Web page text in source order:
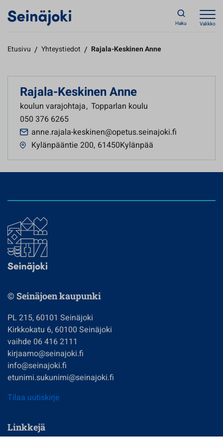
Haku Valikko
Etusivu / Yhteystiedot / Rajala-Keskinen Anne
Rajala-Keskinen Anne
koulun varajohtaja, Topparlan koulu
050 376 6265
anne.rajala-keskinen@opetus.seinajoki.fi
Kylänpääntie 200, 61450Kylänpää
© Seinäjoen kaupunki
PL 215, 60101 Seinäjoki
Kirkkokatu 6, 60100 Seinäjoki
vaihde 06 416 2111
kirjaamo@seinajoki.fi
info@seinajoki.fi
etunimi.sukunimi@seinajoki.fi
Tilaa uutiskirje
Linkkejä